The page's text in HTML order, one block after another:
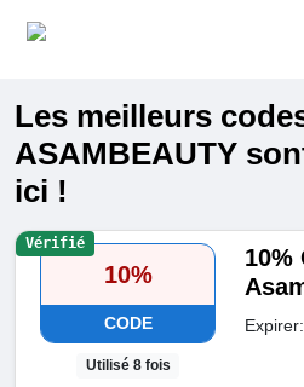
Les meilleurs
ASAMBEAUTY
ici !
10%
CODE
Utilisé 8 fois
10%
Vérifié